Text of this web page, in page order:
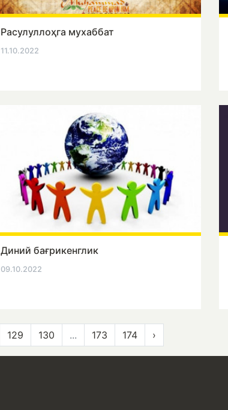
Расулуллоҳга мухаббат
11.10.2022
Диний бағрикенглик
09.10.2022
129 130 ... 173 174 ›